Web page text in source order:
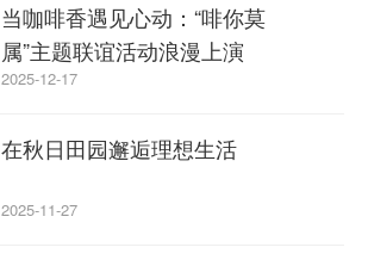
当咖啡香遇见心动：“啡你莫
属”主题联谊活动浪漫上演
2025-12-17
在秋日田园邂逅理想生活
2025-11-27